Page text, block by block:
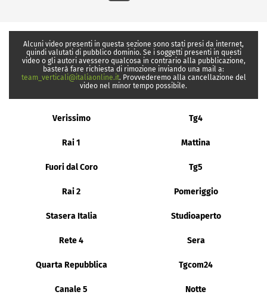
Alcuni video presenti in questa sezione sono stati presi da internet,
quindi valutati di pubblico dominio. Se i soggetti presenti in questi
video o gli autori avessero qualcosa in contrario alla pubblicazione,
basterà fare richiesta di rimozione inviando una mail a:
team_verticali@italiaonline.it. Provvederemo alla cancellazione del
video nel minor tempo possibile.
Verissimo Tg4
Rai 1 Mattina
Fuori dal Coro Tg5
Rai 2 Pomeriggio
Stasera Italia Studioaperto
Rete 4 Sera
Quarta Repubblica Tgcom24
Canale 5 Notte